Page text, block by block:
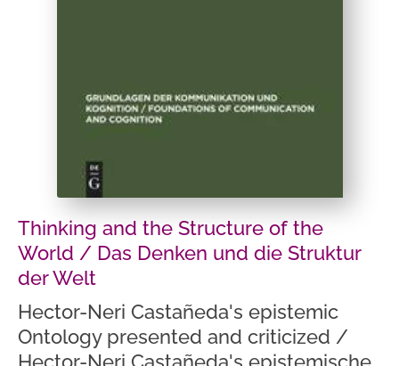
Thinking and the Structure of the
World / Das Denken und die Struktur
der Welt
Hector-Neri Castañeda's epistemic
Ontology presented and criticized /